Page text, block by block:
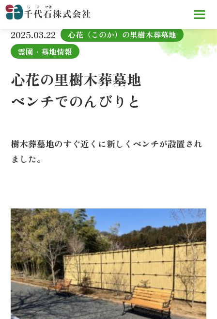
TOP お知らせ 心花の里樹木葬墓地
2025.03.22
心花（このか）の里樹木葬墓地
霊園・墓地情報
心花の里樹木葬墓地
ベンチでのんびりと
樹木葬墓地のすぐ近くに新しくベンチが設置され
ました。